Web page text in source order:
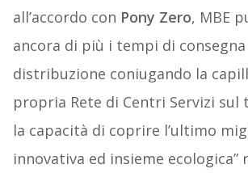
all’accordo con Pony Zero, MBE
ancora di più i tempi di consegna
distribuzione coniugando la
propria Rete di Centri Servizi
la capacità di coprire l’ultimo
innovativa ed insieme ecologica”